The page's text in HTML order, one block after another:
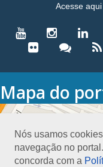
Nós usamos
navegação no
concorda com a
Acesse
Mapa do
HOME
Conselho Diretor
Nossa Sede
Planejamento